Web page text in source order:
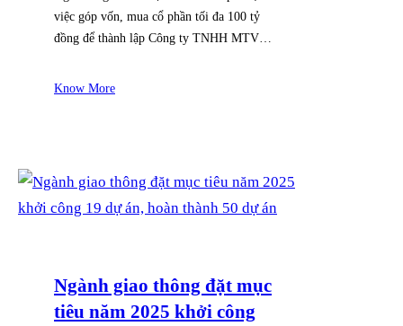
việc góp vốn, mua cổ phần tối đa 100 tỷ
đồng để thành lập Công ty TNHH MTV…
Know More
Ngành giao thông đặt mục
tiêu năm 2025 khởi công